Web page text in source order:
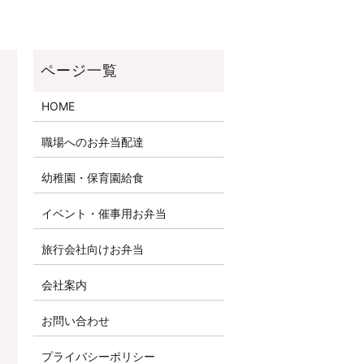
HOME
職場へのお弁当配達
幼稚園・保育園給食
イベント・催事用お弁当
旅行会社向けお弁当
会社案内
お問い合わせ
プライバシーポリシー